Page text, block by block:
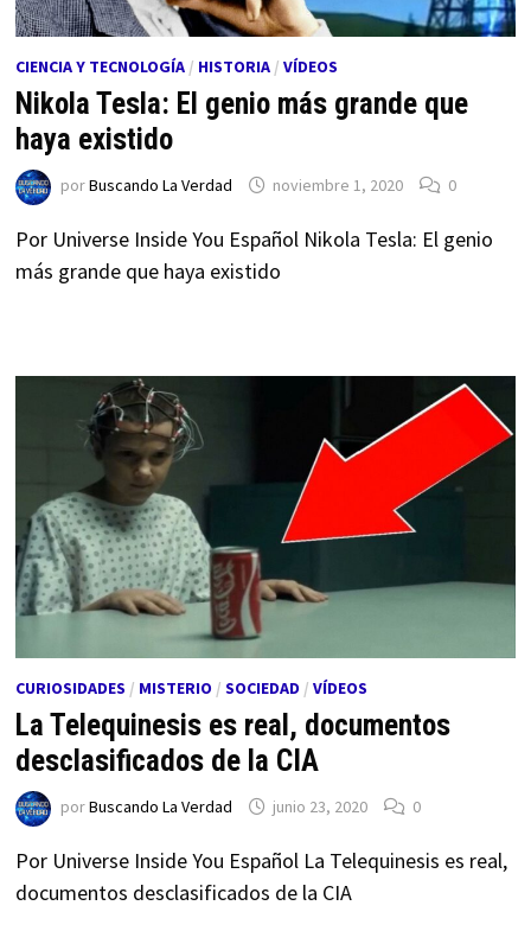
CIENCIA Y TECNOLOGÍA/ HISTORIA/ VÍDEOS
Nikola Tesla: El genio más grande que
haya existido
porBuscando La Verdad noviembre 1, 2020 0
Por Universe Inside You Español Nikola Tesla: El genio
más grande que haya existido
CURIOSIDADES / MISTERIO / SOCIEDAD / VÍDEOS
La Telequinesis es real, documentos
desclasificados de la CIA
porBuscando La Verdad junio 23, 2020 0
Por Universe Inside You Español La Telequinesis es real,
documentos desclasificados de la CIA